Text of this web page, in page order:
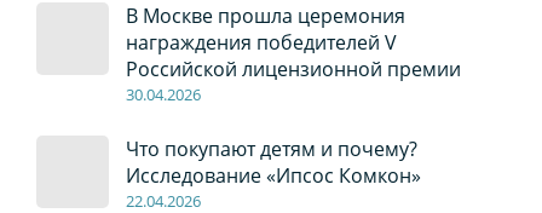
В Москве прошла церемония
награждения победителей V
Российской лицензионной премии
30.04.2026
Что покупают детям и почему?
Исследование «Ипсос Комкон»
22.04.2026